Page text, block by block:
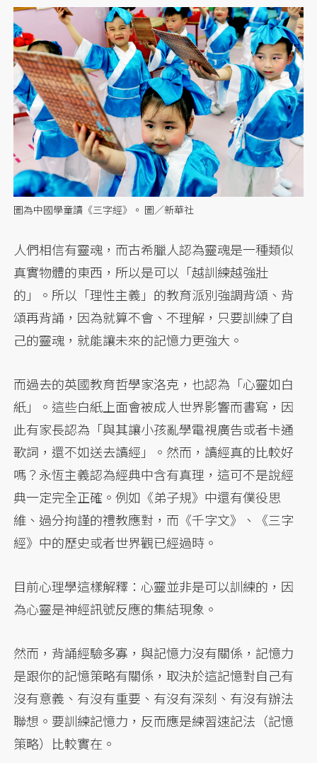
圖為中國學童讀《三字經》。 圖／新華社
人們相信有靈魂，而古希臘人認為靈魂是一種類似
真實物體的東西，所以是可以「越訓練越強壯
的」。所以「理性主義」的教育派別強調背頌、背
頌再背誦，因為就算不會、不理解，只要訓練了自
己的靈魂，就能讓未來的記憶力更強大。
而過去的英國教育哲學家洛克，也認為「心靈如白
紙」。這些白紙上面會被成人世界影響而書寫，因
此有家長認為「與其讓小孩亂學電視廣告或者卡通
歌詞，還不如送去讀經」。然而，讀經真的比較好
嗎？永恆主義認為經典中含有真理，這可不是說經
典一定完全正確。例如《弟子規》中還有僕役思
維、過分拘謹的禮教應對，而《千字文》、《三字
經》中的歷史或者世界觀已經過時。
目前心理學這樣解釋：心靈並非是可以訓練的，因
為心靈是神經訊號反應的集結現象。
然而，背誦經驗多寡，與記憶力沒有關係，記憶力
是跟你的記憶策略有關係，取決於這記憶對自己有
沒有意義、有沒有重要、有沒有深刻、有沒有辦法
聯想。要訓練記憶力，反而應是練習速記法（記憶
策略）比較實在。